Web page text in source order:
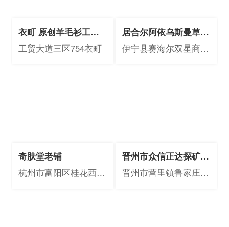
衣町 原创羊毛衫工厂
店
工贸大道三区754衣町
奇肤堂老铺
杭州市富阳区桂花西路
居合尔阿依乌斯曼草产
品专卖店
伊宁县赛海尔双星商业
晋州市众信正达探矿机
械厂
晋州市营里镇鲁家庄村